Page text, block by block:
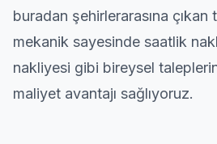
buradan şehirlerarasına çıkan
mekanik sayesinde saatlik
nakliyesi gibi bireysel
maliyet avantajı sağlıyoruz.